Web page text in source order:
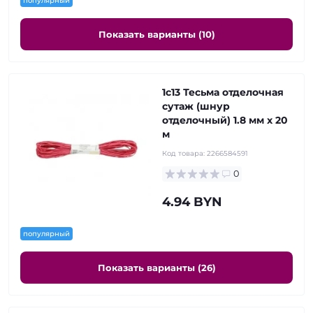
Показать варианты (10)
популярный
1с13 Тесьма отделочная
сутаж (шнур
отделочный) 1.8 мм х 20
м
Код товара: 2266584591
0
4.94 BYN
Показать варианты (26)